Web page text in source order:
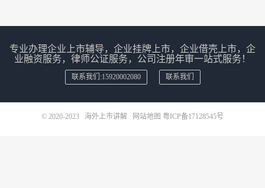
专业办理企业上市辅导，企业挂牌上市，企业借壳上市，企
业融资服务，律师公证服务，公司注册年审一站式服务！
联系我们:15920002080 联系我们
© 2020-2023 海外上市讲解 网站地图 粤ICP备17128545号